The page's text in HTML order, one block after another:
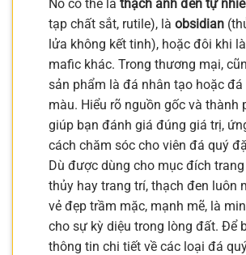
Nó có thể là thạch anh đen tự
tạp chất sắt, rutile), là obsidian
lửa không kết tinh), hoặc đôi khi
mafic khác. Trong thương mại,
sản phẩm là đá nhân tạo hoặc đá
màu. Hiểu rõ nguồn gốc và thành
giúp bạn đánh giá đúng giá trị,
cách chăm sóc cho viên đá quý
Dù được dùng cho mục đích
thủy hay trang trí, thạch đen luôn
vẻ đẹp trầm mặc, mạnh mẽ, là
cho sự kỳ diệu trong lòng đất. Để
thông tin chi tiết về các loại đá